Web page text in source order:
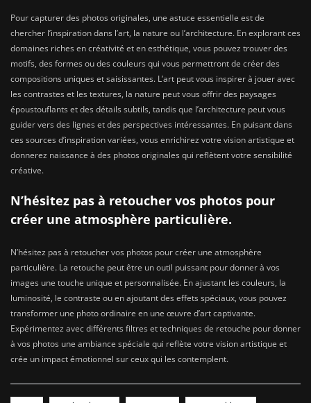
Pour capturer des photos originales, une astuce essentielle est de
chercher l’inspiration dans l’art, la nature ou l’architecture. En explorant ces
domaines riches en créativité et en esthétique, vous pouvez trouver des
motifs, des formes ou des couleurs qui vous permettront de créer des
compositions uniques et saisissantes. L’art peut vous inspirer à jouer avec
les contrastes et les textures, la nature peut vous offrir des paysages
époustouflants et des détails subtils, tandis que l’architecture peut vous
guider vers des lignes et des perspectives intéressantes. En puisant dans
ces sources d’inspiration variées, vous enrichirez votre vision artistique et
donnerez naissance à des photos originales qui reflètent votre sensibilité
créative.
N’hésitez pas à retoucher vos photos pour
créer une atmosphère particulière.
N’hésitez pas à retoucher vos photos pour créer une atmosphère
particulière. La retouche peut être un outil puissant pour donner à vos
images une touche unique et personnalisée. En ajustant les couleurs, la
luminosité, le contraste ou en ajoutant des effets spéciaux, vous pouvez
transformer une photo ordinaire en une œuvre d’art captivante.
Expérimentez avec différents filtres et techniques de retouche pour donner
à vos photos une ambiance spéciale qui reflète votre vision artistique et
crée un impact émotionnel sur ceux qui les contemplent.